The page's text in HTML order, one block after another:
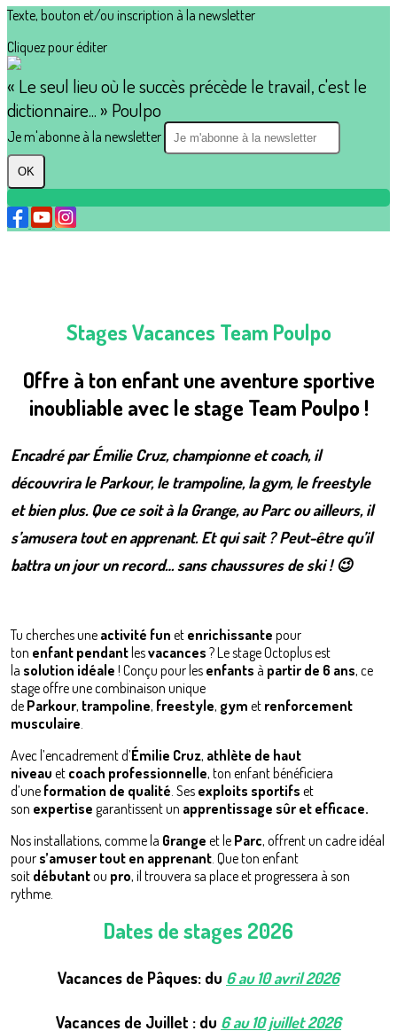
Texte, bouton et/ou inscription à la newsletter
Cliquez pour éditer
« Le seul lieu où le succès précède le travail, c'est le
dictionnaire... » Poulpo
Je m'abonne à la newsletter
OK
Stages Vacances Team Poulpo
Offre à ton enfant une aventure sportive
inoubliable avec le stage Team Poulpo !
Encadré par Émilie Cruz, championne et coach, il
découvrira le Parkour, le trampoline, la gym, le freestyle
et bien plus. Que ce soit à la Grange, au Parc ou ailleurs, il
s’amusera tout en apprenant. Et qui sait ? Peut-être qu’il
battra un jour un record… sans chaussures de ski ! 😉
Tu cherches une activité fun et enrichissante pour
ton enfant pendantlesvacances ? Le stage Octoplus est
la solution idéale ! Conçu pour les enfants à partir de 6 ans, ce
stage offre une combinaison unique
de Parkour, trampoline, freestyle, gym et renforcement
musculaire
Avec l’encadrement d’Émilie Cruz, athlète de haut
niveau et coach professionnelle, ton enfant bénéficiera
d’une formation de qualité . Ses exploits sportifs et
son expertise garantissent un apprentissage sûr et efficace.
Nos installations, comme la Grange et le Parc, offrent un cadre idéal
pour s’amuser tout en apprenant . Que ton enfant
soit débutantou pro, il trouvera sa place et progressera à son
rythme.
Dates de stages 2026
Vacances de Pâques: du 6 au 10 avril 2026
Vacances de Juillet : du 6 au 10 juillet 2026